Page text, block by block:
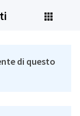
di questo